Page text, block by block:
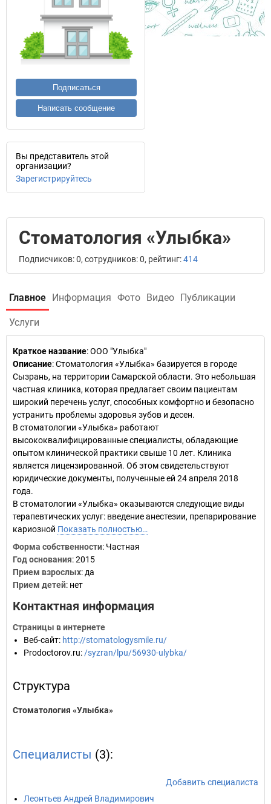
Подписаться
Написать сообщение
Вы представитель этой
организации?
Зарегистрируйтесь
Стоматология «Улыбка»
Подписчиков: 0, сотрудников: 0, рейтинг:414
Главное Информация Фото Видео Публикации
Услуги
Краткое название:ООО "Улыбка"
Описание: Стоматология «Улыбка» базируется в городе
Сызрань, на территории Самарской области. Это небольшая
частная клиника, которая предлагает своим пациентам
широкий перечень услуг, способных комфортно и безопасно
устранить проблемы здоровья зубов и десен.
В стоматологии «Улыбка» работают
высококвалифицированные специалисты, обладающие
опытом клинической практики свыше 10 лет. Клиника
является лицензированной. Об этом свидетельствуют
юридические документы, полученные ей 24 апреля 2018
года.
В стоматологии «Улыбка» оказываются следующие виды
терапевтических услуг: введение анестезии, препарирование
кариозной Показать полностью…
Форма собственности: Частная
Год основания:2015
Прием взрослых: да
Прием детей: нет
Контактная информация
Страницы в интернете
Веб-сайт: http://stomatologysmile.ru/
Prodoctorov.ru: /syzran/lpu/56930-ulybka/
Структура
Стоматология «Улыбка»
Специалисты (3):
Добавить специалиста
Леонтьев Андрей Владимирович